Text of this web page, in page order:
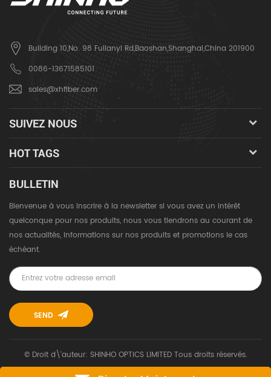
Building 10,No. 98 Fulianyi Rd,Baoshan,Shanghai,China 201900
0086-13671585101
sales@xhfiber.com
SUIVEZ NOUS
HOT TAGS
BULLETIN
Bienvenue à vous inscrire à la newsletter si vous avez un intérêt
quelconque pour nos produits, nous vous tiendrons au courant de
nos actualités, informations sur nos produits et promotions le cas
échéant.
© Droit d\'auteur: SHINHO OPTICS LIMITED Tous droits réservés.